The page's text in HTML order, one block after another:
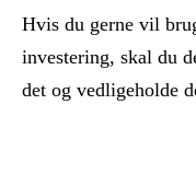
Hvis du gerne vil
investering, skal du
det og vedligeholde